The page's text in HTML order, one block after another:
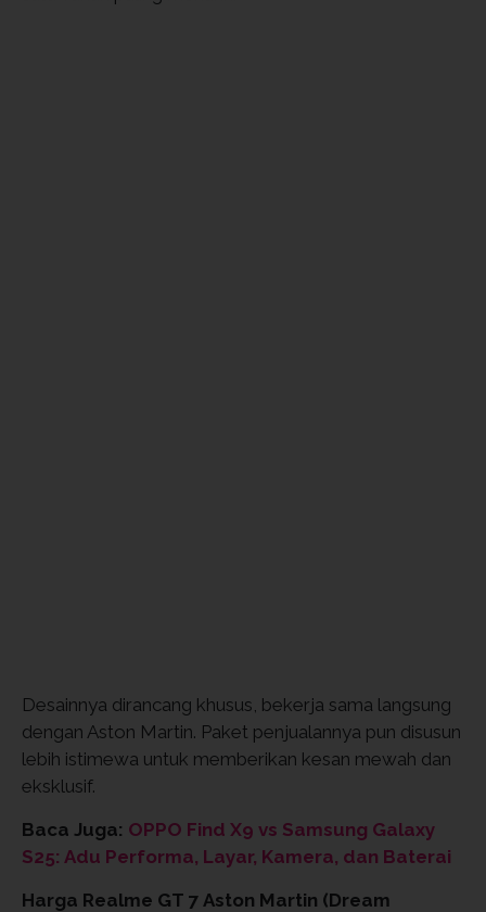
Desainnya dirancang khusus, bekerja sama langsung
dengan Aston Martin. Paket penjualannya pun disusun
lebih istimewa untuk memberikan kesan mewah dan
eksklusif.
Baca Juga: OPPO Find X9 vs Samsung Galaxy
S25: Adu Performa, Layar, Kamera, dan Baterai
Harga Realme GT 7 Aston Martin (Dream